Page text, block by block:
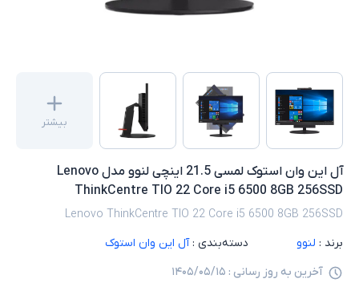
بیشتر
آل این وان استوک لمسی 21.5 اینچی لنوو مدل Lenovo
ThinkCentre TIO 22 Core i5 6500 8GB 256SSD
Lenovo ThinkCentre TIO 22 Core i5 6500 8GB 256SSD
برند : لنوو دسته‌بندی : آل این وان استوک
آخرین به روز رسانی : ۱۴۰۵/۰۵/۱۵